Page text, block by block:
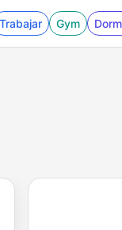
Trabajar Gym